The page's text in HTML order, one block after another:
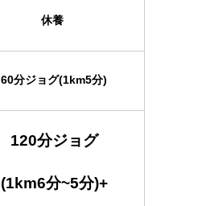
休養
60分ジョグ(1km5分)
120分ジョグ
(1km6分~5分)+